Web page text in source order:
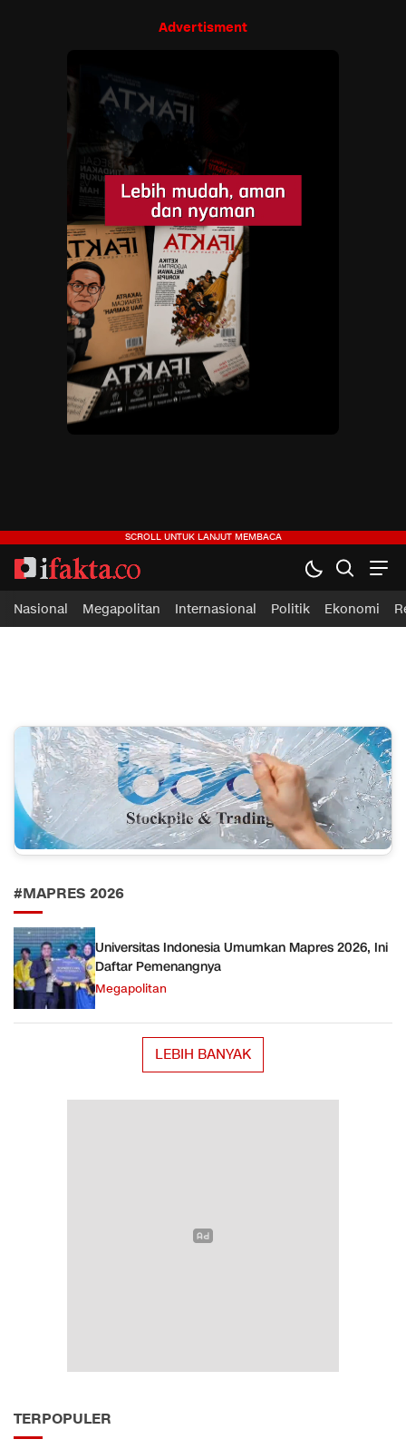
Advertisment
ifakta.co
#pastibenar
Nasional Megapolitan Internasional Politik Ekonomi
#MAPRES 2026
Universitas Indonesia Umumkan Mapres 2026, Ini
Daftar Pemenangnya
Megapolitan
LEBIH BANYAK
TERPOPULER